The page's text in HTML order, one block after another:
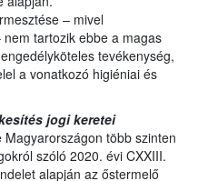
– mivel
tartozik ebbe a magas
tevékenység,
a vonatkozó higiéniai és
jogi keretei
több szinten
szóló 2020. évi CXXIII.
alapján az őstermelő